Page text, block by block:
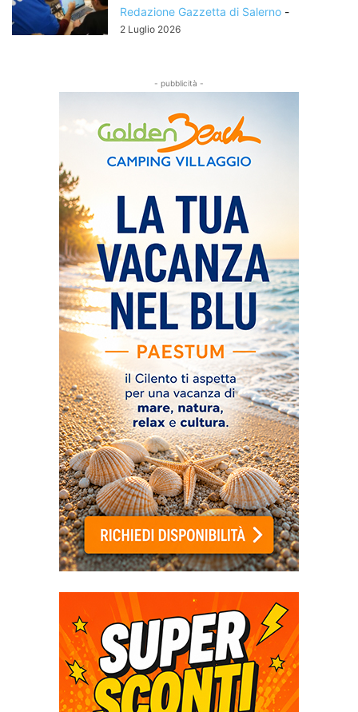
Redazione Gazzetta di Salerno -
2 Luglio 2026
- pubblicità -